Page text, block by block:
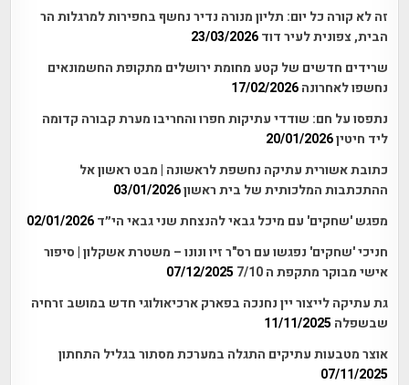
זה לא קורה כל יום: תליון מנורה נדיר נחשף בחפירות למרגלות הר
הבית, צפונית לעיר דוד 23/03/2026
שרידים חדשים של קטע מחומת ירושלים מתקופת החשמונאים
נחשפו לאחרונה 17/02/2026
נתפסו על חם: שודדי עתיקות חפרו והחריבו מערת קבורה קדומה
ליד חיטין20/01/2026
כתובת אשורית עתיקה נחשפת לראשונה | מבט ראשון אל
ההתכתבות המלכותית של בית ראשון03/01/2026
מפגש 'שחקים' עם מיכל גבאי להנצחת שני גבאי הי״ד 02/01/2026
חניכי 'שחקים' נפגשו עם רס"ר זיו ונונו – משטרת אשקלון | סיפור
אישי מבוקר מתקפת ה 7/10
07/12/2025
גת עתיקה לייצור יין נחנכה בפארק ארכיאולוגי חדש במושב זרחיה
שבשפלה 11/11/2025
אוצר מטבעות עתיקים התגלה במערכת מסתור בגליל התחתון
07/11/2025